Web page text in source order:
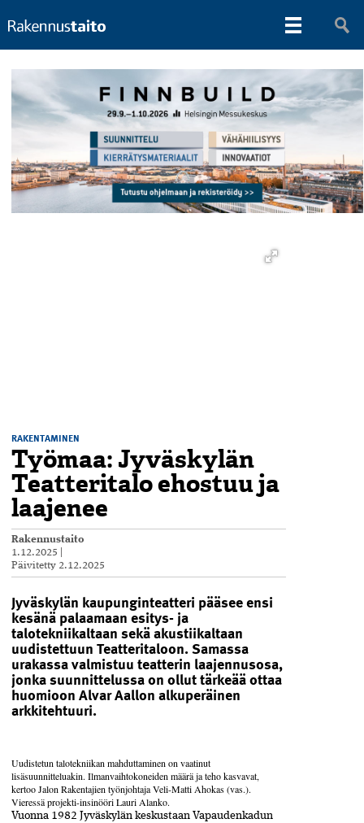
RAKENTAMINEN
Työmaa: Jyväskylän
Teatteritalo ehostuu ja
laajenee
Rakennustaito
1.12.2025
Päivitetty 2.12.2025
Jyväskylän kaupunginteatteri pääsee ensi
kesänä palaamaan esitys- ja
talotekniikaltaan sekä akustiikaltaan
uudistettuun Teatteritaloon. Samassa
urakassa valmistuu teatterin laajennusosa,
jonka suunnittelussa on ollut tärkeää ottaa
huomioon Alvar Aallon alkuperäinen
arkkitehtuuri.
Uudistetun talotekniikan mahduttaminen on vaatinut
lisäsuunnitteluakin. Ilmanvaihtokoneiden määrä ja teho kasvavat,
kertoo ­Jalon Rakentajien työnjohtaja Veli-Matti Ahokas (vas.).
Vieressä projekti-insinööri Lauri Alanko.
Vuonna 1982 Jyväskylän keskustaan Vapa­udenkadun